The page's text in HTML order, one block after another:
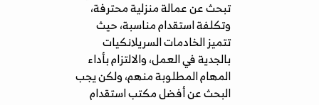
تبحث عن عمالة منزلية محترفة،
وتكلفة استقدام مناسبة، حيث
تتميز الخادمات السريلانكيات
بالجدية في العمل، والالتزام بأداء
المهام المطلوبة منهم، ولكن يجب
البحث عنأفضل مكتب استقدام